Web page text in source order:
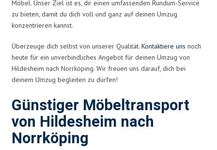
Möbel. Unser Ziel ist es, dir einen umfassenden Rundum-Service
zu bieten, damit du dich voll und ganz auf deinen Umzug
konzentrieren kannst.
Überzeuge dich selbst von unserer Qualität. Kontaktiere uns noch
heute für ein unverbindliches Angebot für deinen Umzug von
Hildesheim nach Norrköping. Wir freuen uns darauf, dich bei
deinem Umzug begleiten zu dürfen!
Günstiger Möbeltransport
von Hildesheim nach
Norrköping